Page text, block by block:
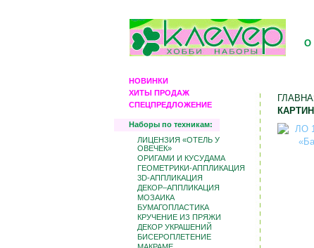
О
НОВИНКИ
ХИТЫ ПРОДАЖ
СПЕЦПРЕДЛОЖЕНИЕ
Наборы по техникам:
ЛИЦЕНЗИЯ «ОТЕЛЬ У
ОВЕЧЕК»
ОРИГАМИ И КУСУДАМА
ГЕОМЕТРИКИ-АППЛИКАЦИЯ
3D-АППЛИКАЦИЯ
ДЕКОР–АППЛИКАЦИЯ
МОЗАИКА
БУМАГОПЛАСТИКА
КРУЧЕНИЕ ИЗ ПРЯЖИ
ДЕКОР УКРАШЕНИЙ
БИCЕРОПЛЕТЕНИЕ